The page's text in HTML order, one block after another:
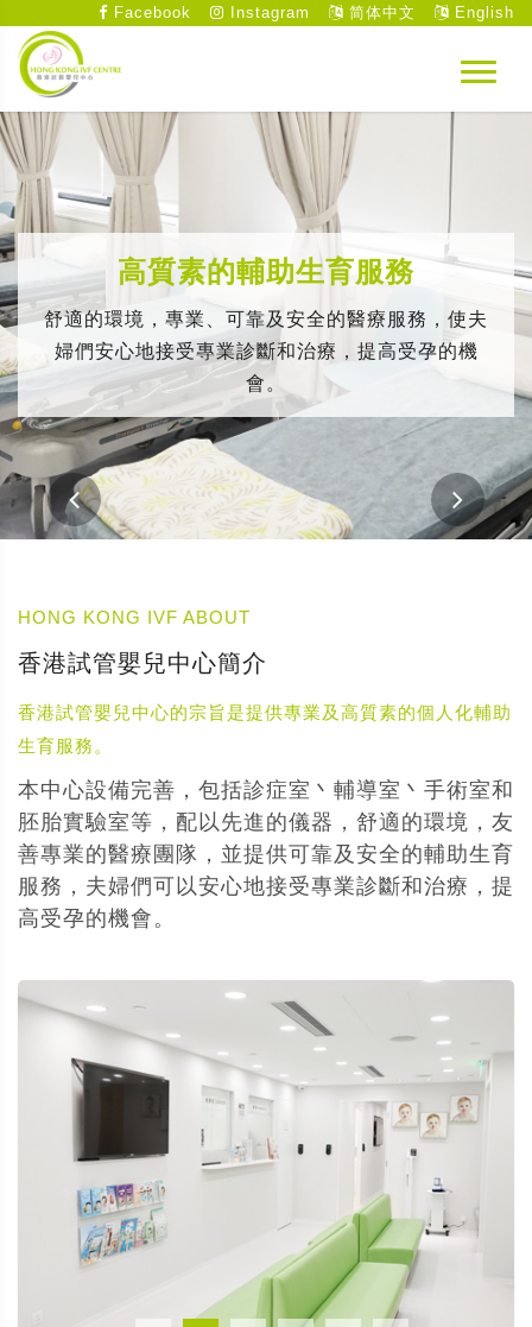
Facebook Instagram 简体中文 English
高質素的輔助生育服務
舒適的環境，專業、可靠及安全的醫療服務，使夫
婦們安心地接受專業診斷和治療，提高受孕的機
會。
HONG KONG IVF ABOUT
香港試管嬰兒中心簡介
香港試管嬰兒中心的宗旨是提供專業及高質素的個人化輔助
生育服務。
本中心設備完善，包括診症室丶輔導室丶手術室和
胚胎實驗室等，配以先進的儀器，舒適的環境，友
善專業的醫療團隊，並提供可靠及安全的輔助生育
服務，夫婦們可以安心地接受專業診斷和治療，提
高受孕的機會。